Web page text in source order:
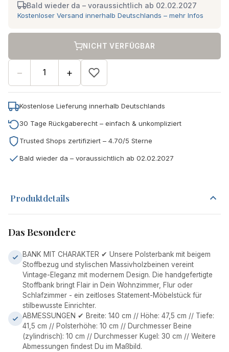
Bald wieder da – voraussichtlich ab 02.02.2027
Kostenloser Versand innerhalb Deutschlands – mehr Infos
− +
NICHT VERFÜGBAR
Kostenlose Lieferung innerhalb Deutschlands
30 Tage Rückgaberecht – einfach & unkompliziert
Trusted Shops zertifiziert – 4.70/5 Sterne
Bald wieder da – voraussichtlich ab 02.02.2027
Produktdetails
Das Besondere
BANK MIT CHARAKTER ✔ Unsere Polsterbank mit beigem
Stoffbezug und stylischen Massivholzbeinen vereint
Vintage-Eleganz mit modernem Design. Die handgefertigte
Stoffbank bringt Flair in Dein Wohnzimmer, Flur oder
Schlafzimmer - ein zeitloses Statement-Möbelstück für
stilbewusste Einrichter.
ABMESSUNGEN ✔ Breite: 140 cm // Höhe: 47,5 cm // Tiefe:
41,5 cm // Polsterhöhe: 10 cm // Durchmesser Beine
(zylindrisch): 10 cm // Durchmesser Kugel: 30 cm // Weitere
Abmessungen findest Du im Maßbild.